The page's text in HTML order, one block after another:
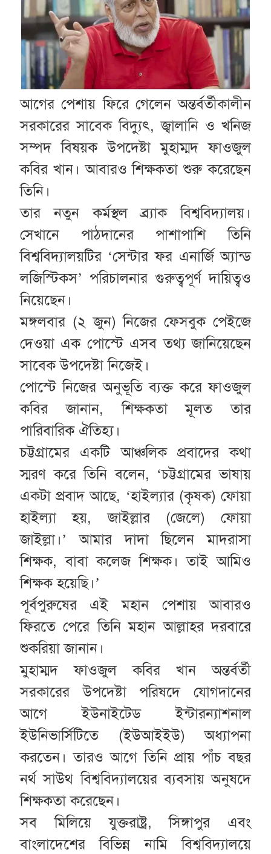
আগের পেশায় ফিরে গেলেন অন্তর্বর্তীকালীন
সরকারের সাবেক বিদ্যুৎ, জ্বালানি ও খনিজ
সম্পদ বিষয়ক উপদেষ্টা মুহাম্মদ ফাওজুল
কবির খান। আবারও শিক্ষকতা শুরু করেছেন
তিনি।
তার নতুন কর্মস্থল ব্র্যাক বিশ্ববিদ্যালয়।
সেখানে পাঠদানের পাশাপাশি তিনি
বিশ্ববিদ্যালয়টির ‘সেন্টার ফর এনার্জি অ্যান্ড
লজিস্টিকস’ পরিচালনার গুরুত্বপূর্ণ দায়িত্বও
নিয়েছেন।
মঙ্গলবার (২ জুন) নিজের ফেসবুক পেইজে
দেওয়া এক পোস্টে এসব তথ্য জানিয়েছেন
সাবেক উপদেষ্টা নিজেই।
পোস্টে নিজের অনুভূতি ব্যক্ত করে ফাওজুল
কবির জানান, শিক্ষকতা মূলত তার
পারিবারিক ঐতিহ্য।
চট্টগ্রামের একটি আঞ্চলিক প্রবাদের কথা
স্মরণ করে তিনি বলেন, ‘চট্টগ্রামের ভাষায়
একটা প্রবাদ আছে, ‘হাইল্যার (কৃষক) ফোয়া
হাইল্যা হয়, জাইল্লার (জেলে) ফোয়া
জাইল্লা।’ আমার দাদা ছিলেন মাদরাসা
শিক্ষক, বাবা কলেজ শিক্ষক। তাই আমিও
শিক্ষক হয়েছি।’
পূর্বপুরুষের এই মহান পেশায় আবারও
ফিরতে পেরে তিনি মহান আল্লাহর দরবারে
শুকরিয়া জানান।
মুহাম্মদ ফাওজুল কবির খান অন্তর্বর্তী
সরকারের উপদেষ্টা পরিষদে যোগদানের
আগে ইউনাইটেড ইন্টারন্যাশনাল
ইউনিভার্সিটিতে (ইউআইইউ) অধ্যাপনা
করতেন। তারও আগে তিনি প্রায় পাঁচ বছর
নর্থ সাউথ বিশ্ববিদ্যালয়ের ব্যবসায় অনুষদে
শিক্ষকতা করেছেন।
সব মিলিয়ে যুক্তরাষ্ট্র, সিঙ্গাপুর এবং
বাংলাদেশের বিভিন্ন নামি বিশ্ববিদ্যালয়ে